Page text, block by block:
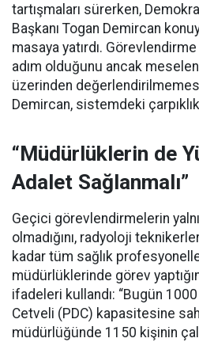
tartışmaları sürerken,
Başkanı Togan Demircan
masaya yatırdı.
adım olduğunu ancak
üzerinden
Demircan, sistemdeki
“Müdürlüklerin de
Adalet Sağlanmalı”
Geçici görevlendirmelerin
olmadığını, radyoloji
kadar tüm sağlık
müdürlüklerinde görev
ifadeleri kullandı: “Bugün
Cetveli (PDC) kapasitesine
müdürlüğünde 1150 kişinin